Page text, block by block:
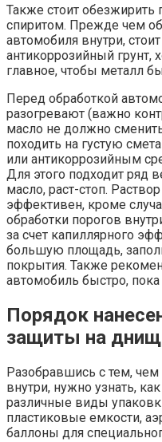
Также стоит обезжирить
спиритом. Прежде чем
автомобиля внутри,
антикоррозийный грунт,
главное, чтобы металл
Перед обработкой
разогревают (важно
масло не должно
походить на густую
или антикоррозийным
Для этого подходит ряд
масло, раст-стоп.
эффективен, кроме
обработки порогов
за счет капиллярного
большую площадь,
покрытия. Также
автомобиль быстро, пока
Порядок
защиты на
Разобравшись с тем, чем
внутри, нужно узнать,
различные виды
пластиковые емкости,
баллоны для